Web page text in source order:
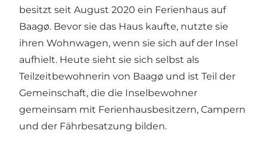
besitzt seit August 2020 ein Ferienhaus auf
Baagø. Bevor sie das Haus kaufte, nutzte sie
ihren Wohnwagen, wenn sie sich auf der Insel
aufhielt. Heute sieht sie sich selbst als
Teilzeitbewohnerin von Baagø und ist Teil der
Gemeinschaft, die die Inselbewohner
gemeinsam mit Ferienhausbesitzern, Campern
und der Fährbesatzung bilden.